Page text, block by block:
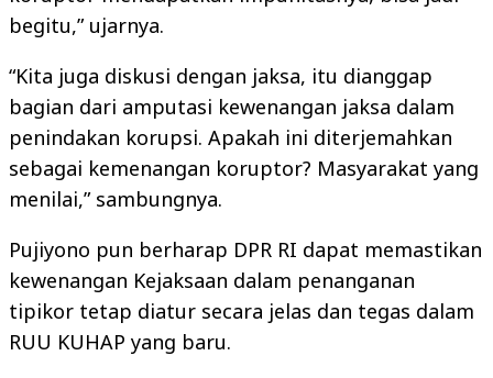
begitu,” ujarnya.
“Kita juga diskusi dengan jaksa, itu dianggap
bagian dari amputasi kewenangan jaksa dalam
penindakan korupsi. Apakah ini diterjemahkan
sebagai kemenangan koruptor? Masyarakat yang
menilai,” sambungnya.
Pujiyono pun berharap DPR RI dapat memastikan
kewenangan Kejaksaan dalam penanganan
tipikor tetap diatur secara jelas dan tegas dalam
RUU KUHAP yang baru.